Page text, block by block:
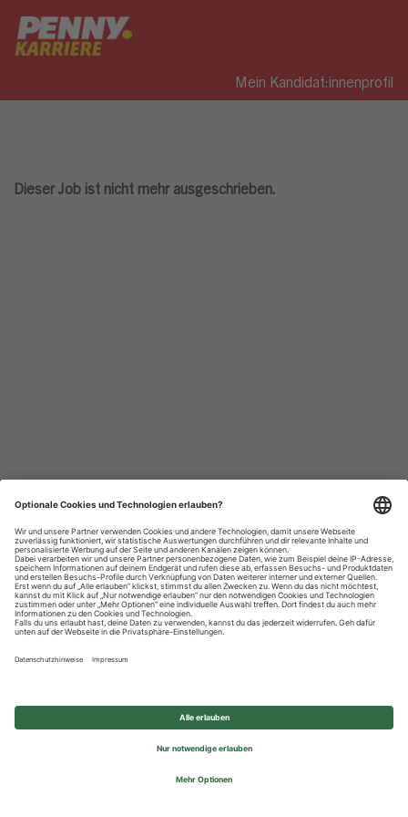
Mein Kandidat:innenprofil
Dieser Job ist nicht mehr ausgeschrieben.
Datenschutzhinweise
Impressum
Privatsphäre-Einstellungen
© 2026 REWE Group - All rights reserved